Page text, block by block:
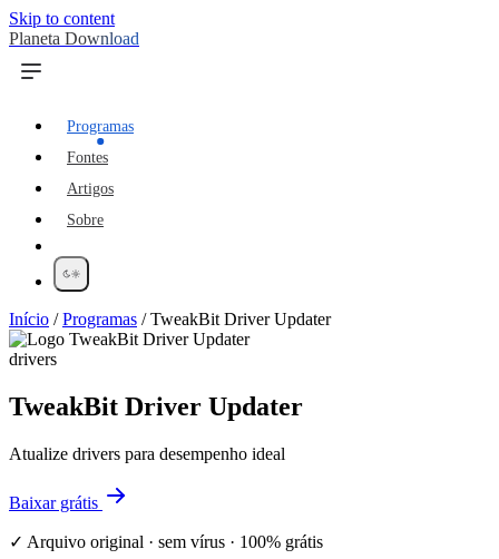
Skip to content
Planeta Download
Programas
Fontes
Artigos
Sobre
Início /Programas /TweakBit Driver Updater
drivers
TweakBit Driver Updater
Atualize drivers para desempenho ideal
Baixar grátis
✓ Arquivo original · sem vírus · 100% grátis